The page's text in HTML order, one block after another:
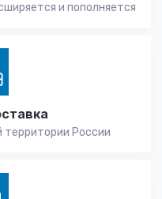
и пополняется
территории России